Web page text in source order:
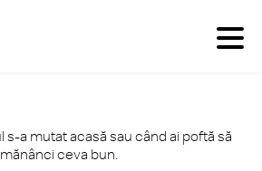
Deserturi
s-a mutat acasă sau când ai poftă să
mănânci ceva bun.